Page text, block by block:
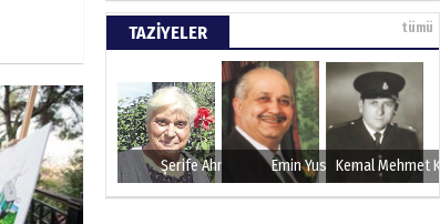
Türkiye tarımla para
kazanır..
60. Yılında 27 Mayıs 1960
SUAY KARAMAN
TAZİYELER tümü
Şerife Ahmet Emin YusufKemal Mehmet